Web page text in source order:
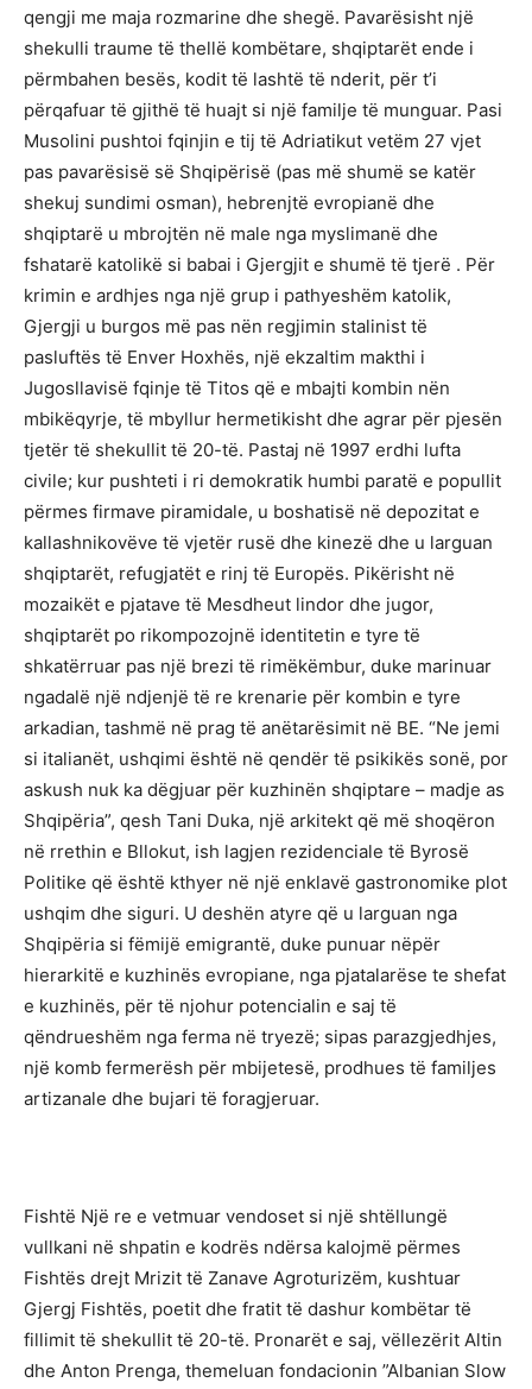
qengji me maja rozmarine dhe shegë. Pavarësisht një
shekulli traume të thellë kombëtare, shqiptarët ende i
përmbahen besës, kodit të lashtë të nderit, për t’i
përqafuar të gjithë të huajt si një familje të munguar. Pasi
Musolini pushtoi fqinjin e tij të Adriatikut vetëm 27 vjet
pas pavarësisë së Shqipërisë (pas më shumë se katër
shekuj sundimi osman), hebrenjtë evropianë dhe
shqiptarë u mbrojtën në male nga myslimanë dhe
fshatarë katolikë si babai i Gjergjit e shumë të tjerë . Për
krimin e ardhjes nga një grup i pathyeshëm katolik,
Gjergji u burgos më pas nën regjimin stalinist të
pasluftës të Enver Hoxhës, një ekzaltim makthi i
Jugosllavisë fqinje të Titos që e mbajti kombin nën
mbikëqyrje, të mbyllur hermetikisht dhe agrar për pjesën
tjetër të shekullit të 20-të. Pastaj në 1997 erdhi lufta
civile; kur pushteti i ri demokratik humbi paratë e popullit
përmes firmave piramidale, u boshatisë në depozitat e
kallashnikovëve të vjetër rusë dhe kinezë dhe u larguan
shqiptarët, refugjatët e rinj të Europës. Pikërisht në
mozaikët e pjatave të Mesdheut lindor dhe jugor,
shqiptarët po rikompozojnë identitetin e tyre të
shkatërruar pas një brezi të rimëkëmbur, duke marinuar
ngadalë një ndjenjë të re krenarie për kombin e tyre
arkadian, tashmë në prag të anëtarësimit në BE. “Ne jemi
si italianët, ushqimi është në qendër të psikikës sonë, por
askush nuk ka dëgjuar për kuzhinën shqiptare – madje as
Shqipëria”, qesh Tani Duka, një arkitekt që më shoqëron
në rrethin e Bllokut, ish lagjen rezidenciale të Byrosë
Politike që është kthyer në një enklavë gastronomike plot
ushqim dhe siguri. U deshën atyre që u larguan nga
Shqipëria si fëmijë emigrantë, duke punuar nëpër
hierarkitë e kuzhinës evropiane, nga pjatalarëse te shefat
e kuzhinës, për të njohur potencialin e saj të
qëndrueshëm nga ferma në tryezë; sipas parazgjedhjes,
një komb fermerësh për mbijetesë, prodhues të familjes
artizanale dhe bujari të foragjeruar.
Fishtë Një re e vetmuar vendoset si një shtëllungë
vullkani në shpatin e kodrës ndërsa kalojmë përmes
Fishtës drejt Mrizit të Zanave Agroturizëm, kushtuar
Gjergj Fishtës, poetit dhe fratit të dashur kombëtar të
fillimit të shekullit të 20-të. Pronarët e saj, vëllezërit Altin
dhe Anton Prenga, themeluan fondacionin ”Albanian Slow